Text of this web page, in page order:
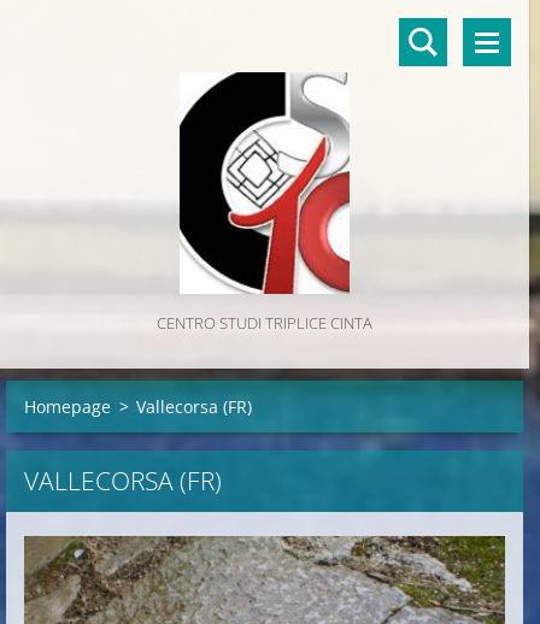
CENTRO STUDI TRIPLICE CINTA
Homepage > Vallecorsa (FR)
VALLECORSA (FR)